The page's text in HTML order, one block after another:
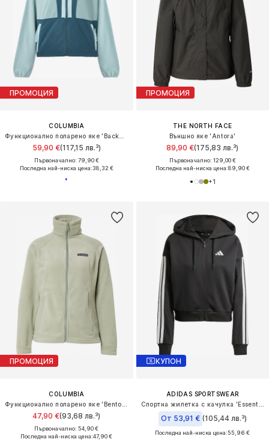
ПРОМОЦИЯ
COLUMBIA
Функционално поларено яке 'Backbowl™ II'
59,90 €(117,15 лв.³)
Първоначално: 79,90 €
Последна най-ниска цена:38,32 €
ПРОМОЦИЯ
THE NORTH FACE
Външно яке 'Antora'
89,90 €(175,83 лв.³)
Първоначално: 129,00 €
Последна най-ниска цена:89,90 €
+1
ПРОМОЦИЯ
COLUMBIA
Функционално поларено яке 'Benton Springs'
47,90 €(93,68 лв.³)
Първоначално: 54,90 €
Последна най-ниска цена:47,90 €
КУПОН
ADIDAS SPORTSWEAR
Спортна жилетка с качулка 'Essentials'
От 53,91 € (105,44 лв.³)
Последна най-ниска цена:55,96 €